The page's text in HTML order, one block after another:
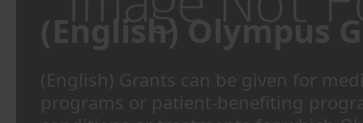
(English) Olympus
(English) Grants can be given for
programs or patient-benefiting